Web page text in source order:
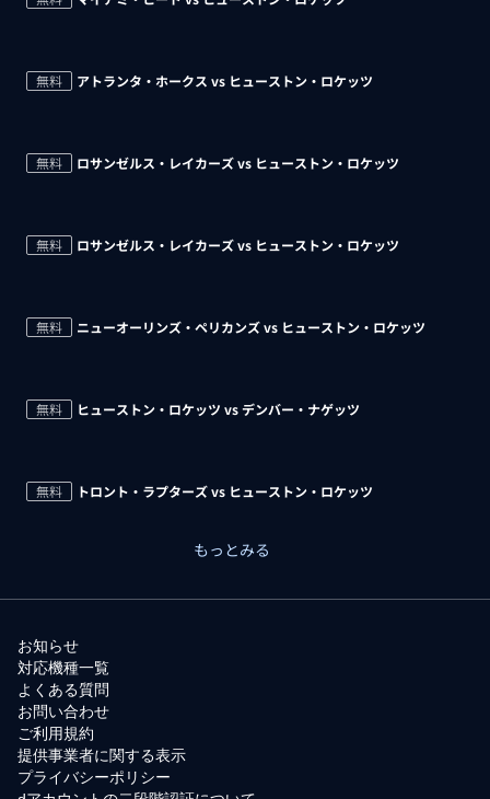
無料 アトランタ・ホークス vs ヒューストン・ロケッツ
無料 ロサンゼルス・レイカーズ vs ヒューストン・ロケッツ
無料 ロサンゼルス・レイカーズ vs ヒューストン・ロケッツ
無料 ニューオーリンズ・ペリカンズ vs ヒューストン・ロケッツ
無料 ヒューストン・ロケッツ vs デンバー・ナゲッツ
無料 トロント・ラプターズ vs ヒューストン・ロケッツ
もっとみる
お知らせ
対応機種一覧
よくある質問
お問い合わせ
ご利用規約
提供事業者に関する表示
プライバシーポリシー